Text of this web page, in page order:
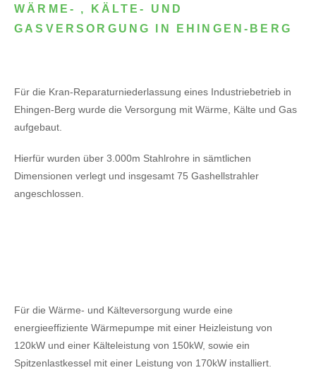
WÄRME- , KÄLTE- UND
GASVERSORGUNG IN EHINGEN-BERG
Für die Kran-Reparaturniederlassung eines Industriebetrieb in
Ehingen-Berg wurde die Versorgung mit Wärme, Kälte und Gas
aufgebaut.
Hierfür wurden über 3.000m Stahlrohre in sämtlichen
Dimensionen verlegt und insgesamt 75 Gashellstrahler
angeschlossen.
Für die Wärme- und Kälteversorgung wurde eine
energieeffiziente Wärmepumpe mit einer Heizleistung von
120kW und einer Kälteleistung von 150kW, sowie ein
Spitzenlastkessel mit einer Leistung von 170kW installiert.